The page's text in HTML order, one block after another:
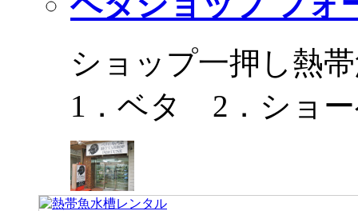
ショップ一押し熱
1．ベタ 2．ショ